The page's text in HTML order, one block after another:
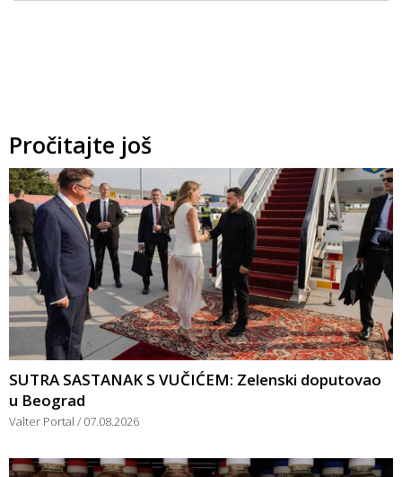
Pročitajte još
SUTRA SASTANAK S VUČIĆEM: Zelenski doputovao
u Beograd
Valter Portal 07.08.2026